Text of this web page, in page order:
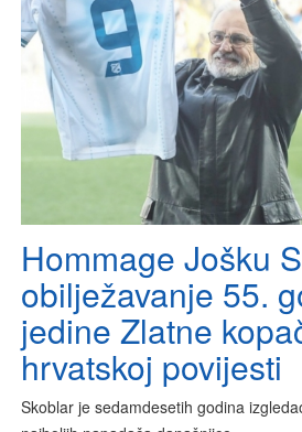
Hommage Jošku
obilježavanje 55.
jedine Zlatne
hrvatskoj povijesti
Skoblar je sedamdesetih godina